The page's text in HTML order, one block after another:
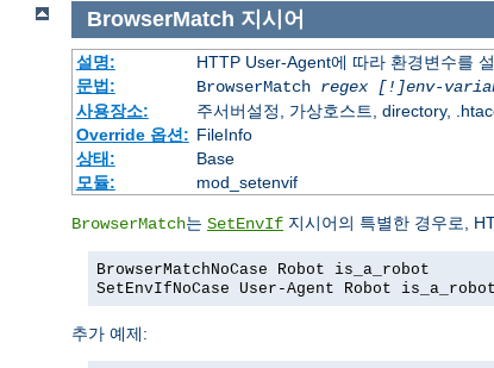
BrowserMatch 지시어
설명:
HTTP User-Agent에 따라 환경변수를
문법:
BrowserMatch regex [!]env-
사용장소:
주서버설정, 가상호스트, directory,
Override 옵션: FileInfo
상태:
Base
모듈:
mod_setenvif
BrowserMatch는 SetEnvIf 지시어의 특별한 경우로,
BrowserMatchNoCase Robot is_a_robot
SetEnvIfNoCase User-Agent Robot is_a_robot
추가 예제: